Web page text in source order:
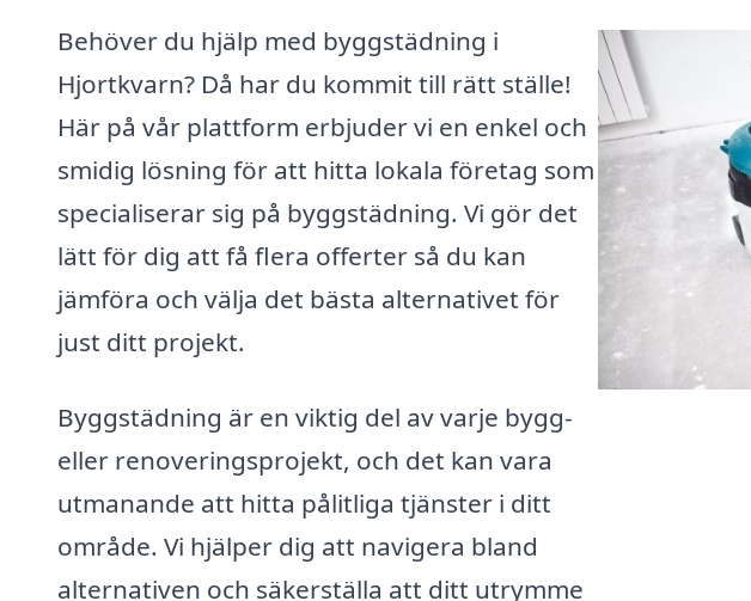
Behöver du hjälp med byggstädning i
Hjortkvarn? Då har du kommit till rätt ställe!
Här på vår plattform erbjuder vi en enkel och
smidig lösning för att hitta lokala företag som
specialiserar sig på byggstädning. Vi gör det
lätt för dig att få flera offerter så du kan
jämföra och välja det bästa alternativet för
just ditt projekt.
Byggstädning är en viktig del av varje bygg-
eller renoveringsprojekt, och det kan vara
utmanande att hitta pålitliga tjänster i ditt
område. Vi hjälper dig att navigera bland
alternativen och säkerställa att ditt utrymme